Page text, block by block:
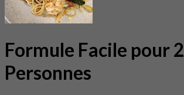
Formule Facile pour 2
Personnes